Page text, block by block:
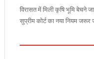
विरासत में मिली कृषि भूमि बेचने
सुप्रीम कोर्ट का नया नियम जरूर